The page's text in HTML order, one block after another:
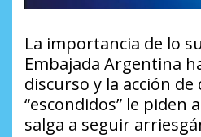
La importancia de lo
Embajada Argentina
discurso y la acción de
“escondidos” le piden
salga a seguir